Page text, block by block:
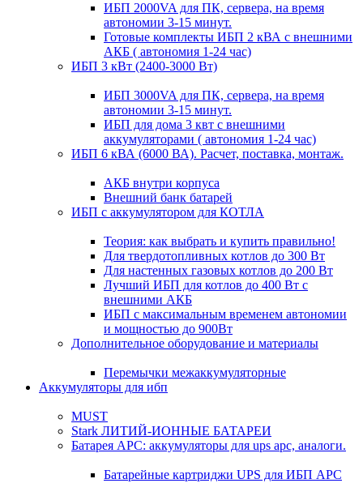
ИБП 2000VA для ПК, сервера, на время
автономии 3-15 минут.
Готовые комплекты ИБП 2 кВА с внешними
АКБ ( автономия 1-24 час)
ИБП 3 кВт (2400-3000 Вт)
ИБП 3000VA для ПК, сервера, на время
автономии 3-15 минут.
ИБП для дома 3 квт с внешними
аккумуляторами ( автономия 1-24 час)
ИБП 6 кВА (6000 ВА). Расчет, поставка, монтаж.
АКБ внутри корпуса
Внешний банк батарей
ИБП с аккумулятором для КОТЛА
Теория: как выбрать и купить правильно!
Для твердотопливных котлов до 300 Вт
Для настенных газовых котлов до 200 Вт
Лучший ИБП для котлов до 400 Вт с
внешними АКБ
ИБП с максимальным временем автономии
и мощностью до 900Вт
Дополнительное оборудование и материалы
Перемычки межаккумуляторные
Аккумуляторы для ибп
MUST
Stark ЛИТИЙ-ИОННЫЕ БАТАРЕИ
Батарея APC: аккумуляторы для ups apc, аналоги.
Батарейные картриджи UPS для ИБП APC